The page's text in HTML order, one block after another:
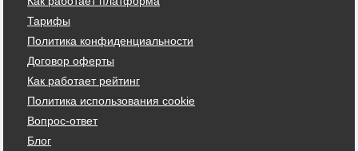
Тарифы
Политика конфиденциальности
Договор оферты
Как работает рейтинг
Политика использования cookie
Вопрос-ответ
Блог